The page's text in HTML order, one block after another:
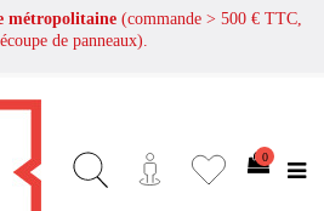
métropolitaine (commande > 500 € TTC,
de panneaux).
0